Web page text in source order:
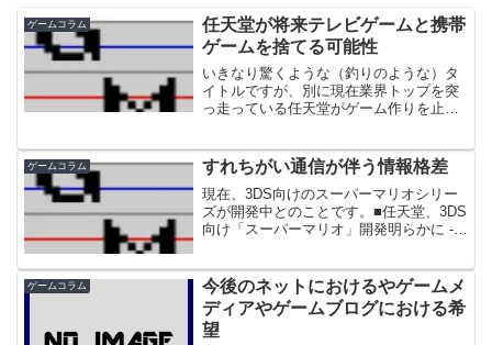
ゲームコラム
任天堂が将来テレビゲームと携帯
ゲームを捨てる可能性
いきなり驚くような（釣りのような）タ
イトルですが、別に現在業界トップを突
っ走っている任天堂がゲーム作りを止め
ーム」を作らなくなる可能性が、将来的
にはあるのではないか、と...
ゲームコラム すれちがい通信が伴う情報格差
現在、3DS向けのスーパーマリオシリー
ズが開発中とのことです。■任天堂、3DS
向け「スーパーマリオ」開発明らかに -
であるマリオの存在は注目されるところ
で...
ゲームコラム
今後のネットにおけるやゲームメ
ディアやゲームブログにおける希
望